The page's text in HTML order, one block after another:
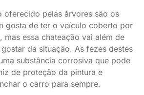
oferecido pelas árvores são os
gosta de ter o veículo coberto por
mas essa chateação vai além de
da situação. As fezes destes
substância corrosiva que pode
de proteção da pintura e
o carro para sempre.